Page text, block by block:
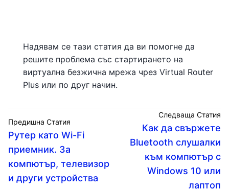
Надявам се тази статия да ви помогне да
решите проблема със стартирането на
виртуална безжична мрежа чрез Virtual Router
Plus или по друг начин.
Предишна Статия
Рутер като Wi-Fi
приемник. За
компютър, телевизор
и други устройства
Следваща Статия
Как да свържете
Bluetooth слушалки
към компютър с
Windows 10 или
лаптоп